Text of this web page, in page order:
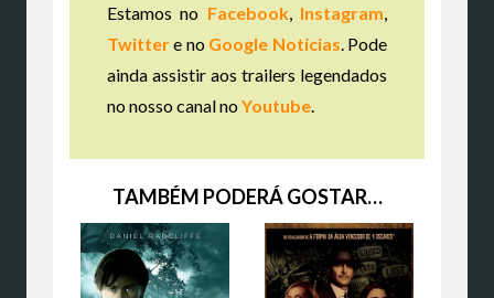
Estamos no Facebook, Instagram
Twittere no Google Notícias . Pode
ainda assistir aos trailers legendados
no nosso canal noYoutube
TAMBÉM PODERÁ GOSTAR…